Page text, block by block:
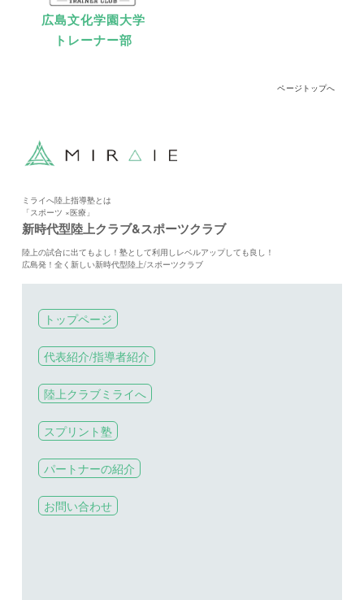
広島文化学園大学
トレーナー部
ページトップへ
ミライへ陸上指導塾とは
「スポーツ ×医療」
新時代型陸上クラブ&スポーツクラブ
陸上の試合に出てもよし！塾として利用しレベルアップしても良し！
広島発！全く新しい新時代型陸上/スポーツクラブ
トップページ
代表紹介/指導者紹介
陸上クラブミライへ
スプリント塾
パートナーの紹介
お問い合わせ